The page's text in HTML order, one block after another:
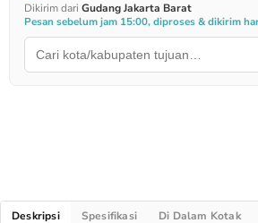
Dikirim dari Gudang Jakarta Barat
Pesan sebelum jam 15:00, diproses & dikirim
Deskripsi Spesifikasi Di Dalam Kotak